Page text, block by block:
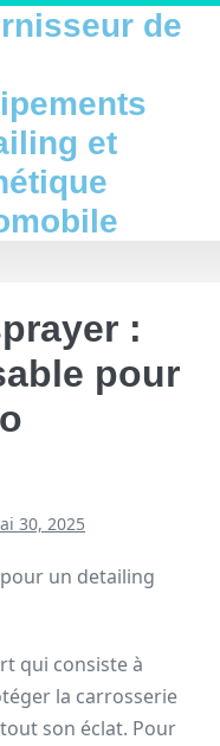
de
et
:
pour
30, 2025
un detailing
qui consiste à
la carrosserie
son éclat. Pour